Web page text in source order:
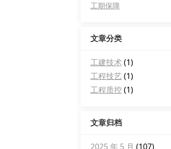
工期保障
文章分类
工建技术(1)
工程技艺(1)
工程质控 (1)
文章归档
2025 年 5 月 (107)